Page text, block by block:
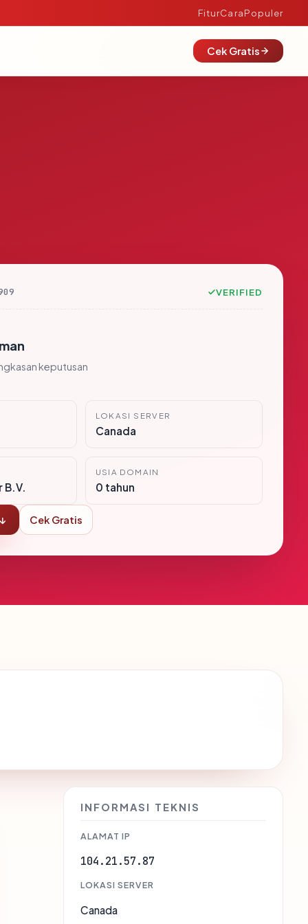
FiturCaraPopuler
Cek Gratis
VERIFIED
keputusan
LOKASI SERVER
Canada
B.V.
USIA DOMAIN
0 tahun
Cek Gratis
INFORMASI TEKNIS
ALAMAT IP
104.21.57.87
LOKASI SERVER
Canada